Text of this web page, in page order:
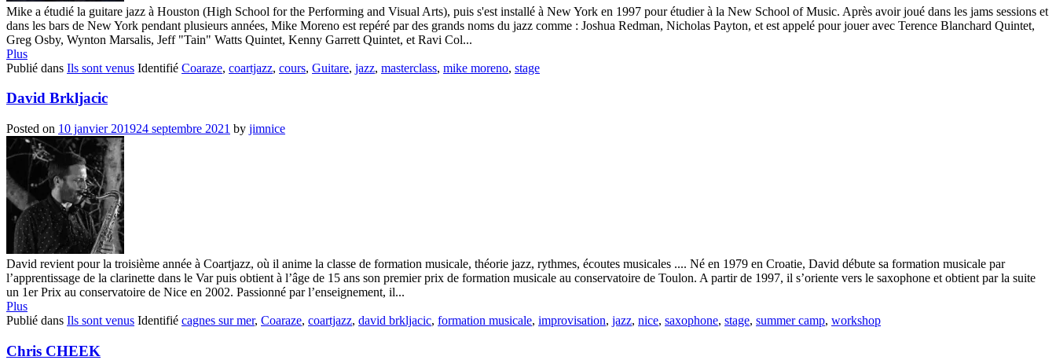
Mike a étudié la guitare jazz à Houston (High School for the Performing and Visual Arts), puis s'est installé à New York en 1997 pour étudier à la New School of Music. Après avoir joué dans les jams sessions et
dans les bars de New York pendant plusieurs années, Mike Moreno est repéré par des grands noms du jazz comme : Joshua Redman, Nicholas Payton, et est appelé pour jouer avec Terence Blanchard Quintet,
Greg Osby, Wynton Marsalis, Jeff "Tain" Watts Quintet, Kenny Garrett Quintet, et Ravi Col...
Plus
Publié dans Ils sont venus Identifié Coaraze, coartjazz, cours, Guitare, jazz, masterclass, mike moreno, stage
David Brkljacic
Posted on 10 janvier 201924 septembre 2021 by jimnice
David revient pour la troisième année à Coartjazz, où il anime la classe de formation musicale, théorie jazz, rythmes, écoutes musicales .... Né en 1979 en Croatie, David débute sa formation musicale par
l’apprentissage de la clarinette dans le Var puis obtient à l’âge de 15 ans son premier prix de formation musicale au conservatoire de Toulon. A partir de 1997, il s’oriente vers le saxophone et obtient par la suite
un 1er Prix au conservatoire de Nice en 2002. Passionné par l’enseignement, il...
Plus
Publié dans Ils sont venus Identifié cagnes sur mer, Coaraze, coartjazz, david brkljacic, formation musicale, improvisation, jazz, nice, saxophone, stage, summer camp, workshop
Chris CHEEK